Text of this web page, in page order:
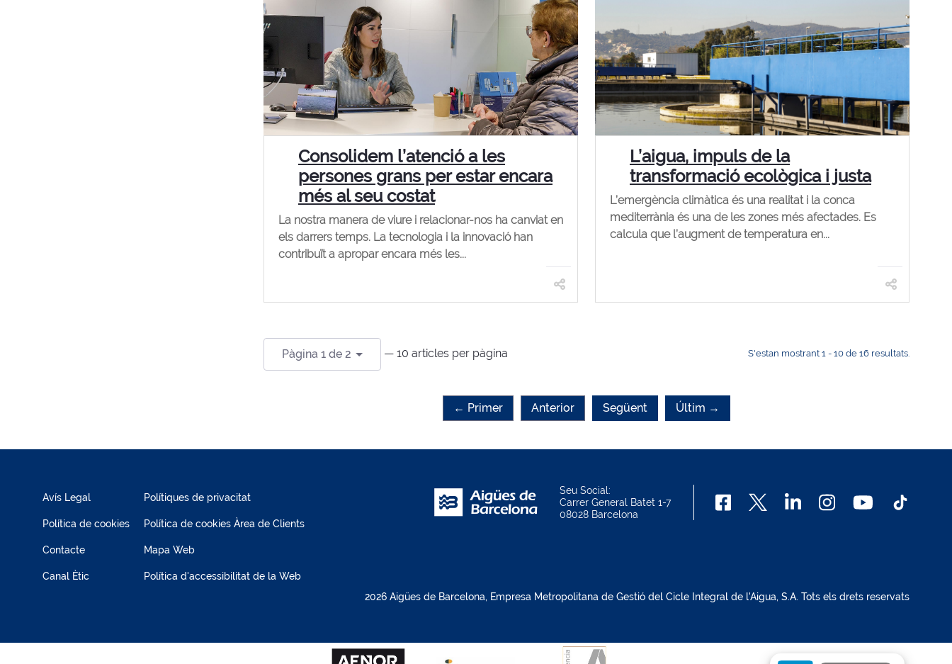
Consolidem l’atenció a les
persones grans per estar encara
més al seu costat
La nostra manera de viure i relacionar-nos ha canviat en
els darrers temps. La tecnologia i la innovació han
contribuït a apropar encara més les...
L’aigua, impuls de la
transformació ecològica i justa
L’emergència climàtica és una realitat i la conca
mediterrània és una de les zones més afectades. Es
calcula que l’augment de temperatura en...
Pàgina 1 de 2 — 10 articles per pàgina S'estan mostrant 1 - 10 de 16 resultats.
← Primer Anterior Següent Últim →
Avís Legal
Política de cookies
Contacte
Canal Ètic
Polítiques de privacitat
Política de cookies Àrea de Clients
Mapa Web
Política d'accessibilitat de la Web
Seu Social:
Carrer General Batet 1-7
08028 Barcelona
2026 Aigües de Barcelona, Empresa Metropolitana de Gestió del Cicle Integral de l'Aigua, S.A. Tots els drets reservats